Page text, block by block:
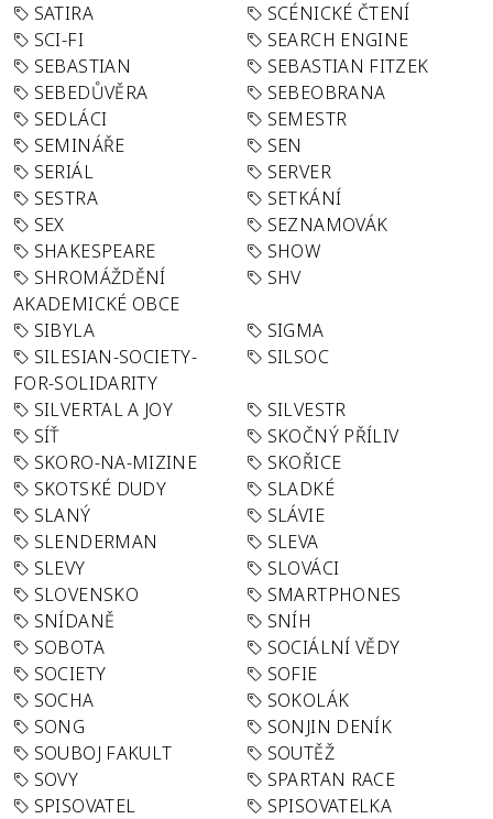
SATIRA
SCÉNICKÉ ČTENÍ
SCI-FI
SEARCH ENGINE
SEBASTIAN
SEBASTIAN FITZEK
SEBEDŮVĚRA
SEBEOBRANA
SEDLÁCI
SEMESTR
SEMINÁŘE
SEN
SERIÁL
SERVER
SESTRA
SETKÁNÍ
SEX
SEZNAMOVÁK
SHAKESPEARE
SHOW
SHROMÁŽDĚNÍ
AKADEMICKÉ OBCE
SHV
SIBYLA
SIGMA
SILESIAN-SOCIETY-
FOR-SOLIDARITY
SILSOC
SILVERTAL A JOY
SILVESTR
SÍŤ
SKOČNÝ PŘÍLIV
SKORO-NA-MIZINE
SKOŘICE
SKOTSKÉ DUDY
SLADKÉ
SLANÝ
SLÁVIE
SLENDERMAN
SLEVA
SLEVY
SLOVÁCI
SLOVENSKO
SMARTPHONES
SNÍDANĚ
SNÍH
SOBOTA
SOCIÁLNÍ VĚDY
SOCIETY
SOFIE
SOCHA
SOKOLÁK
SONG
SONJIN DENÍK
SOUBOJ FAKULT
SOUTĚŽ
SOVY
SPARTAN RACE
SPISOVATEL
SPISOVATELKA